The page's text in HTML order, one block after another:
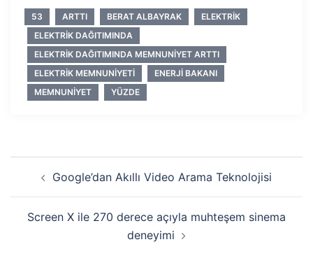
53 ARTTI BERAT ALBAYRAK
ELEKTRIK
ELEKTRIK DAĞITIMINDA
ELEKTRIK DAĞITIMINDA MEMNUNIYET ARTTI
ELEKTRIK MEMNUNIYETI
ENERJI BAKANI
MEMNUNIYET
YÜZDE
dolaşımıGoogle’dan Akıllı Video Arama Teknolojisi
Screen X ile 270 derece açıyla muhteşem sinema
deneyimi